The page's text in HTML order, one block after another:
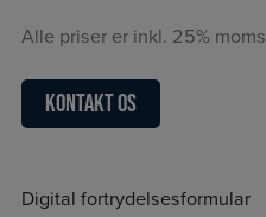
Alle priser er inkl. 25% moms
Kontakt os
Digital fortrydelsesformular